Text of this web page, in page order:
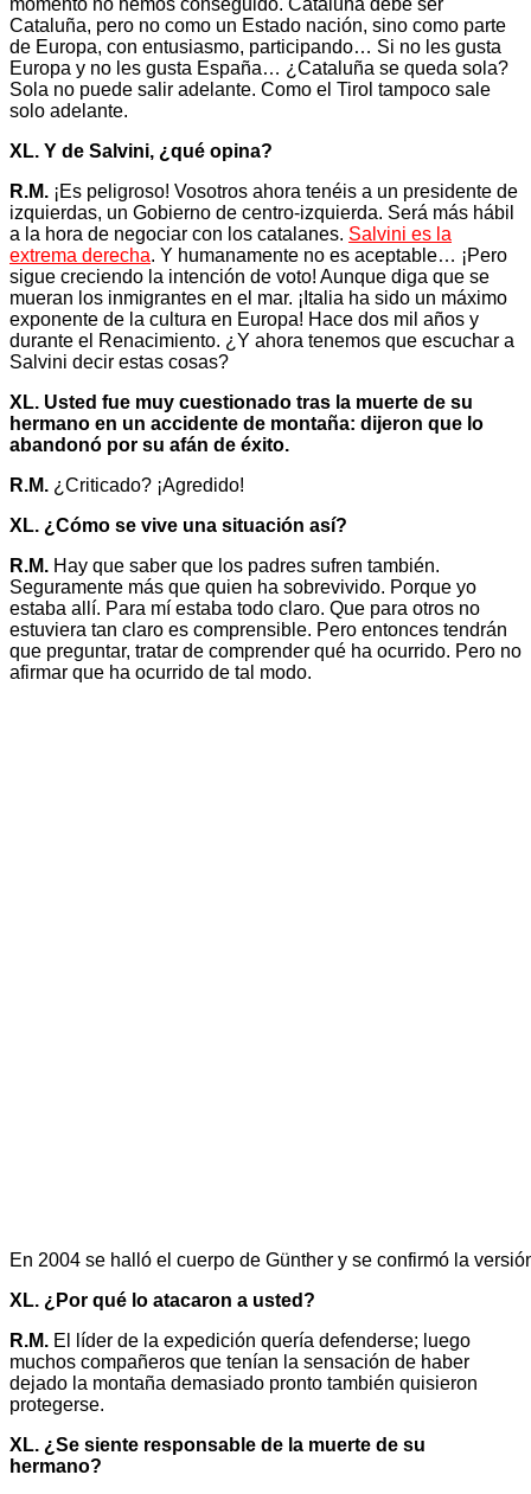
Cataluña, pero no como un Estado nación, sino como parte
de Europa, con entusiasmo, participando… Si no les gusta
Europa y no les gusta España… ¿Cataluña se queda sola?
Sola no puede salir adelante. Como el Tirol tampoco sale
solo adelante.
XL. Y de Salvini, ¿qué opina?
R.M. ¡Es peligroso! Vosotros ahora tenéis a un presidente de
izquierdas, un Gobierno de centro-izquierda. Será más hábil
a la hora de negociar con los catalanes. Salvini es la
extrema derecha. Y humanamente no es aceptable… ¡Pero
sigue creciendo la intención de voto! Aunque diga que se
mueran los inmigrantes en el mar. ¡Italia ha sido un máximo
exponente de la cultura en Europa! Hace dos mil años y
durante el Renacimiento. ¿Y ahora tenemos que escuchar a
Salvini decir estas cosas?
XL. Usted fue muy cuestionado tras la muerte de su
hermano en un accidente de montaña: dijeron que lo
abandonó por su afán de éxito.
R.M. ¿Criticado? ¡Agredido!
XL. ¿Cómo se vive una situación así?
R.M. Hay que saber que los padres sufren también.
Seguramente más que quien ha sobrevivido. Porque yo
estaba allí. Para mí estaba todo claro. Que para otros no
estuviera tan claro es comprensible. Pero entonces tendrán
que preguntar, tratar de comprender qué ha ocurrido. Pero no
afirmar que ha ocurrido de tal modo.
En 2004 se halló el cuerpo de Günther y se confirmó la
XL. ¿Por qué lo atacaron a usted?
R.M. El líder de la expedición quería defenderse; luego
muchos compañeros que tenían la sensación de haber
dejado la montaña demasiado pronto también quisieron
protegerse.
XL. ¿Se siente responsable de la muerte de su
hermano?